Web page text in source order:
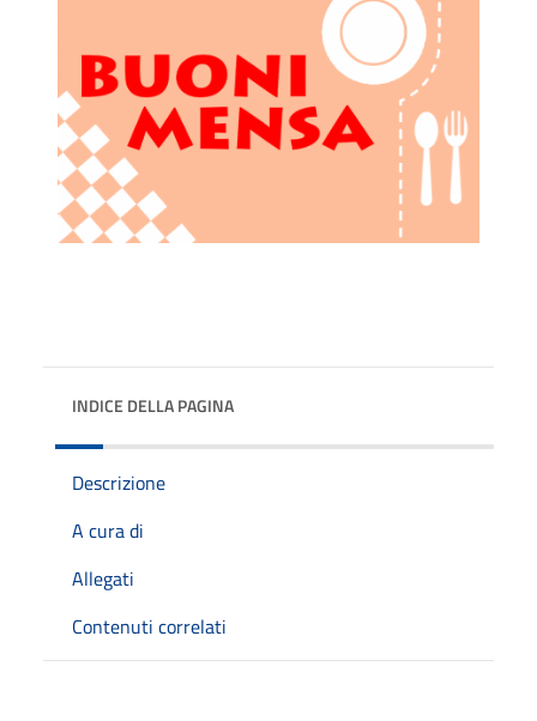
INDICE DELLA PAGINA
Descrizione
A cura di
Allegati
Contenuti correlati